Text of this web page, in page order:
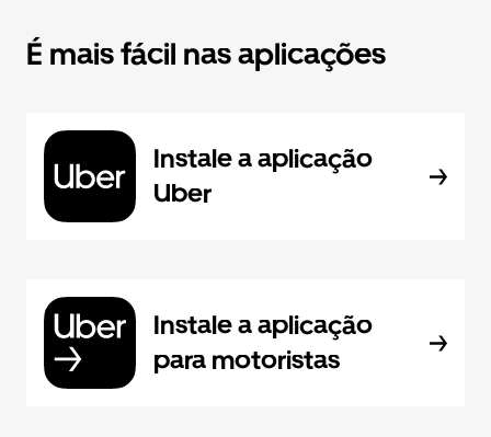
É mais fácil nas aplicações
Instale a aplicação
Uber
Instale a aplicação
para motoristas